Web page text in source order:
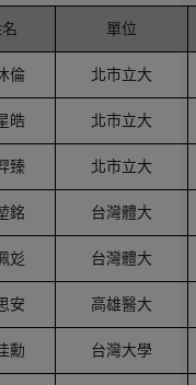
單位
倫 北市立大
皓 北市立大
臻 北市立大
銘 台灣體大
彣 台灣體大
安 高雄醫大
勳 台灣大學